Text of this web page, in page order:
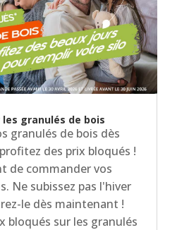
granulés de bois
granulés de bois dès
des prix bloqués !
de commander vos
Ne subissez pas l'hiver
le dès maintenant !
bloqués sur les granulés